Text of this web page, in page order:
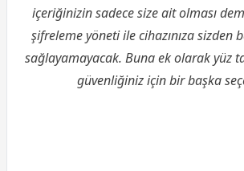
içeriğinizin sadece size ait olması
şifreleme yöneti ile cihazınıza sizden
sağlayamayacak. Buna ek olarak yüz
güvenliğiniz için bir başka